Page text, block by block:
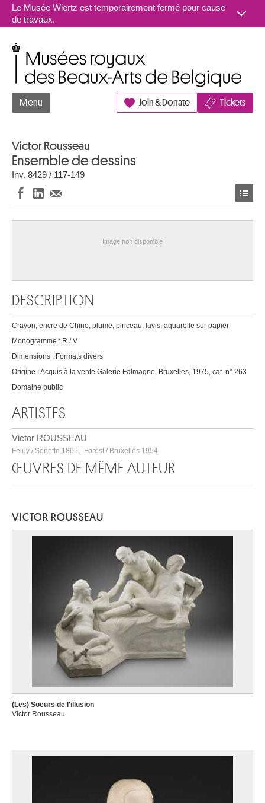
Aller au contenu
Le Musée Wiertz est temporairement fermé pour cause
de travaux.
Menu Join & Donate Tickets
Victor Rousseau
Ensemble de dessins
Inv. 8429 / 117-149
Image non disponible
DESCRIPTION
Crayon, encre de Chine, plume, pinceau, lavis, aquarelle sur papier
Monogramme : R / V
Dimensions : Formats divers
Origine : Acquis à la vente Galerie Falmagne, Bruxelles, 1975, cat. n° 263
Domaine public
ARTISTES
Victor ROUSSEAU
Feluy / Seneffe 1865 - Forest / Bruxelles 1954
ŒUVRES DE MÊME AUTEUR
VICTOR ROUSSEAU
(Les) Soeurs de l'illusion
Victor Rousseau